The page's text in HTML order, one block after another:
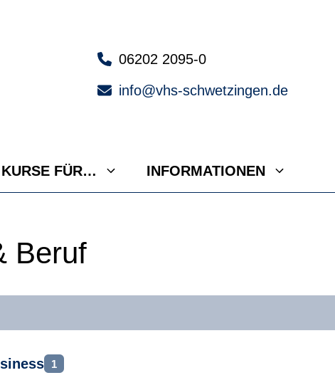
06202 2095-0
info@vhs-schwetzingen.de
KURSE FÜR… INFORMATIONEN
Beruf
1